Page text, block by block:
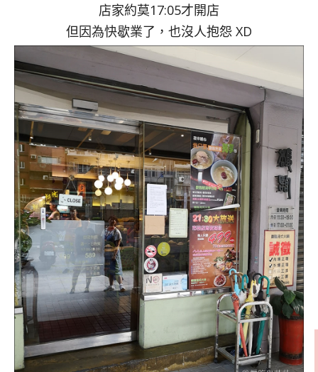
店家約莫17:05才開店
但因為快歇業了，也沒人抱怨 XD